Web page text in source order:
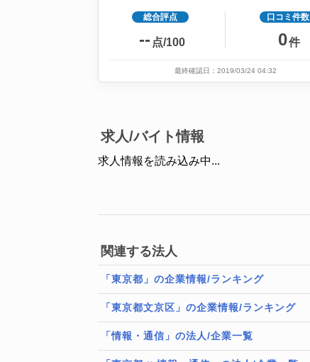
総合評点
-- 点/100
口コミ件数
0件
最終確認日：2019/03/24 04:32
求人/バイト情報
求人情報を読み込み中...
関連する法人
「東京都」の企業情報/ランキング
「東京都文京区」の企業情報/ランキング
「情報・通信」の法人/企業一覧